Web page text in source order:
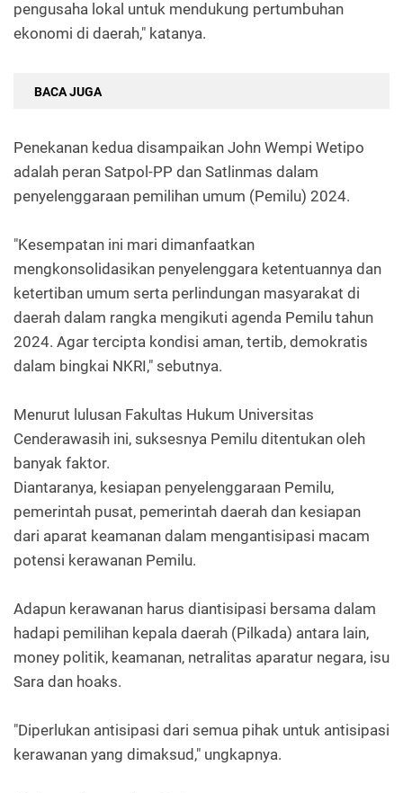
pengusaha lokal untuk mendukung pertumbuhan
ekonomi di daerah," katanya.
BACA JUGA
Penekanan kedua disampaikan John Wempi Wetipo
adalah peran Satpol-PP dan Satlinmas dalam
penyelenggaraan pemilihan umum (Pemilu) 2024.
"Kesempatan ini mari dimanfaatkan
mengkonsolidasikan penyelenggara ketentuannya dan
ketertiban umum serta perlindungan masyarakat di
daerah dalam rangka mengikuti agenda Pemilu tahun
2024. Agar tercipta kondisi aman, tertib, demokratis
dalam bingkai NKRI," sebutnya.
Menurut lulusan Fakultas Hukum Universitas
Cenderawasih ini, suksesnya Pemilu ditentukan oleh
banyak faktor.
Diantaranya, kesiapan penyelenggaraan Pemilu,
pemerintah pusat, pemerintah daerah dan kesiapan
dari aparat keamanan dalam mengantisipasi macam
potensi kerawanan Pemilu.
Adapun kerawanan harus diantisipasi bersama dalam
hadapi pemilihan kepala daerah (Pilkada) antara lain,
money politik, keamanan, netralitas aparatur negara, isu
Sara dan hoaks.
"Diperlukan antisipasi dari semua pihak untuk antisipasi
kerawanan yang dimaksud," ungkapnya.